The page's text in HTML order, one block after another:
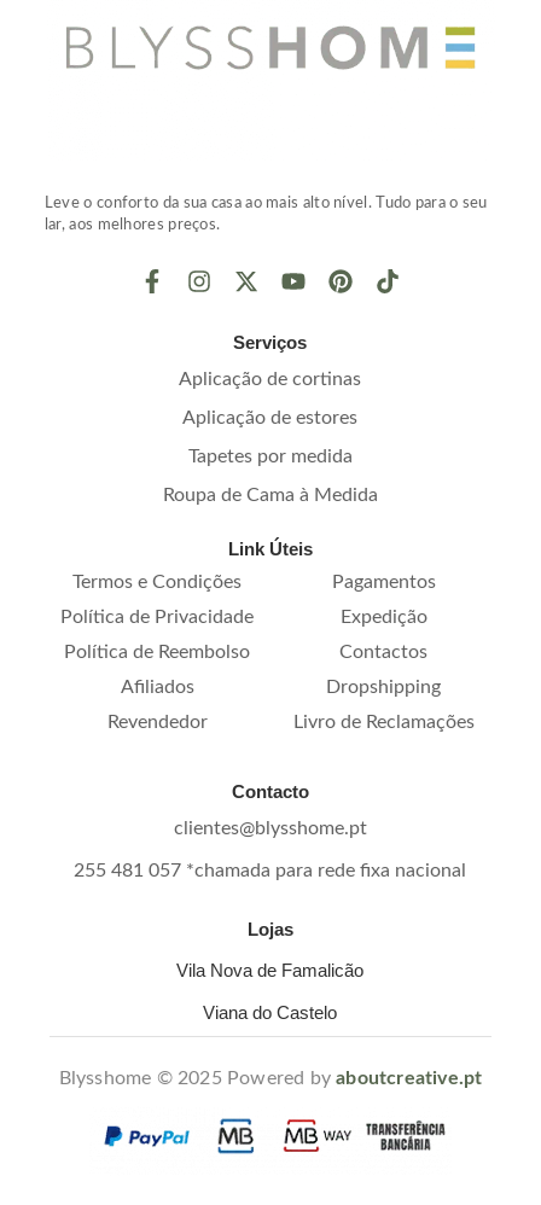
Leve o conforto da sua casa ao mais alto nível. Tudo para o seu
lar, aos melhores preços.
Serviços
Aplicação de cortinas
Aplicação de estores
Tapetes por medida
Roupa de Cama à Medida
Link Úteis
Termos e Condições
Pagamentos
Política de Privacidade
Expedição
Política de Reembolso
Contactos
Afiliados
Dropshipping
Revendedor
Livro de Reclamações
Contacto
clientes@blysshome.pt
255 481 057 *chamada para rede fixa nacional
Lojas
Vila Nova de Famalicão
Viana do Castelo
Blysshome © 2025 Powered byaboutcreative.pt